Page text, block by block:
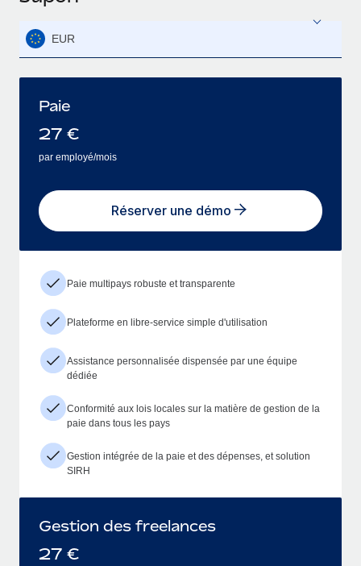
EUR
Paie
27 €
par employé/mois
Réserver une démo
Paie multipays robuste et transparente
Plateforme en libre-service simple d'utilisation
Assistance personnalisée dispensée par une équipe
dédiée
Conformité aux lois locales sur la matière de gestion de la
paie dans tous les pays
Gestion intégrée de la paie et des dépenses, et solution
SIRH
Gestion des freelances
27 €